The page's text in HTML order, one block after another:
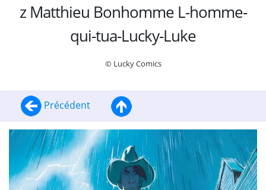
z Matthieu Bonhomme L-homme-
qui-tua-Lucky-Luke
© Lucky Comics
Précédent